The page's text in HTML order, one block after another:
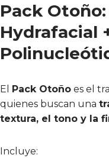
Pack
Hydrafacial
El Pack Otoño es el
quienes buscan una
textura, el tono y la
Incluye: